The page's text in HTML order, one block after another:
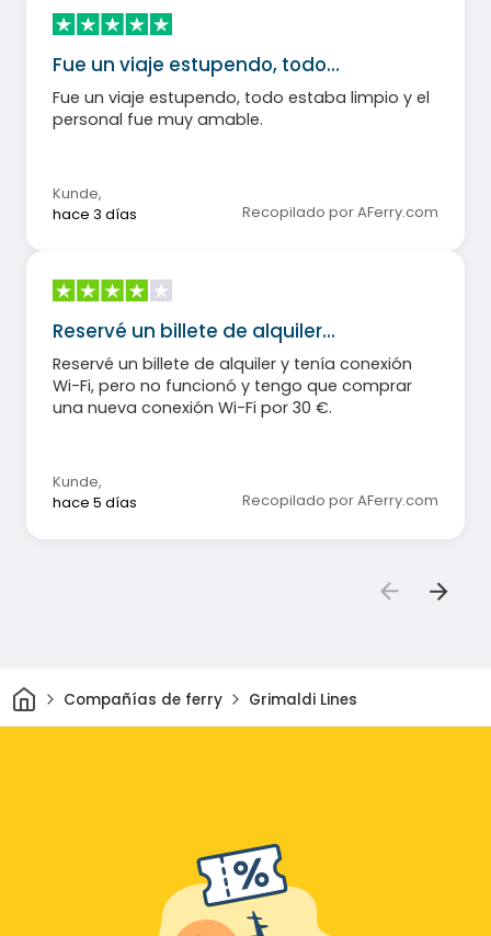
Fue un viaje estupendo, todo…
Fue un viaje estupendo, todo estaba limpio y el
personal fue muy amable.
Kunde,
hace 3 días
Recopilado por AFerry.com
Reservé un billete de alquiler…
Reservé un billete de alquiler y tenía conexión
Wi-Fi, pero no funcionó y tengo que comprar
una nueva conexión Wi-Fi por 30 €.
Kunde,
hace 5 días
Recopilado por AFerry.com
InicioCompañías de ferry Grimaldi Lines